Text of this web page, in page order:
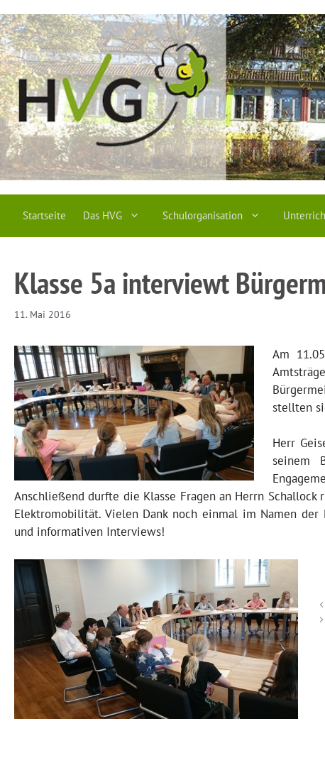
Inhalt
springen
Startseite Das HVG Schulorganisation
Klasse 5a interviewt
11. Mai 2016
Am
stellten
Herr
seinem
Anschließend durfte die Klasse Fragen an Herrn
Elektromobilität. Vielen Dank noch einmal im Namen
und informativen Interviews!